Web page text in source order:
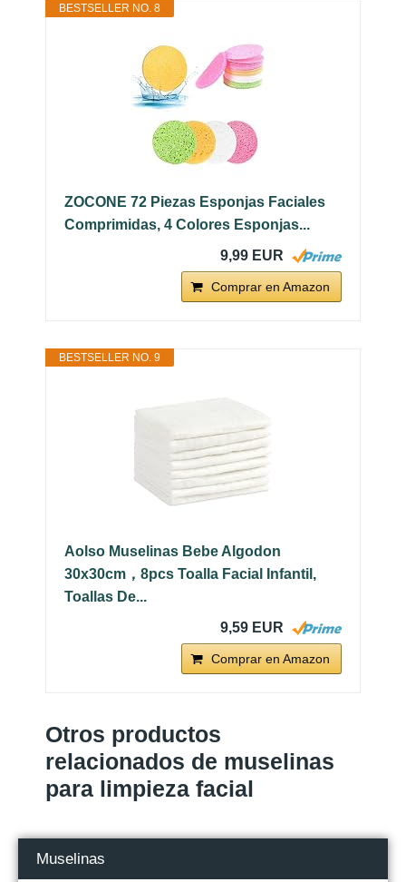
BESTSELLER NO. 8
ZOCONE 72 Piezas Esponjas Faciales
Comprimidas, 4 Colores Esponjas...
9,99 EUR
Comprar en Amazon
BESTSELLER NO. 9
Aolso Muselinas Bebe Algodon
30x30cm，8pcs Toalla Facial Infantil,
Toallas De...
9,59 EUR
Comprar en Amazon
Otros productos
relacionados de muselinas
para limpieza facial
Muselinas